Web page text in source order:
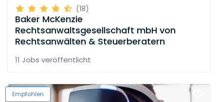
(18)
Baker McKenzie
Rechtsanwaltsgesellschaft mbH von
Rechtsanwälten & Steuerberatern
11 Jobs veröffentlicht
Empfohlen